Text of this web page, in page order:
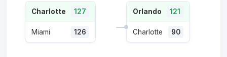
Charlotte 127
Miami 126
Orlando 121
Charlotte 90